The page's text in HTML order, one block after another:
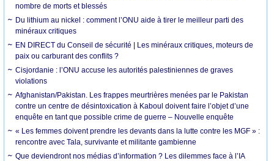
nombre de morts et blessés
Du lithium au nickel : comment l’ONU aide à tirer le meilleur parti des
minéraux critiques
EN DIRECT du Conseil de sécurité | Les minéraux critiques, moteurs de
paix ou carburant des conflits ?
Cisjordanie : l’ONU accuse les autorités palestiniennes de graves
violations
Afghanistan/Pakistan. Les frappes meurtrières menées par le Pakistan
contre un centre de désintoxication à Kaboul doivent faire l’objet d’une
enquête en tant que possible crime de guerre – Nouvelle enquête
« Les femmes doivent prendre les devants dans la lutte contre les MGF » :
rencontre avec Tala, survivante et militante gambienne
Que deviendront nos médias d’information ? Les dilemmes face à l’IA